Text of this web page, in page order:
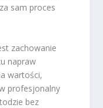
sam proces
zachowanie
napraw
wartości,
profesjonalny
bez